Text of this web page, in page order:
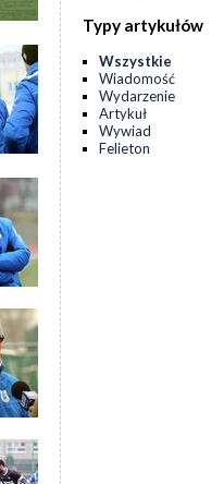
Typy artykułów
Wszystkie
Wiadomość
Wydarzenie
Artykuł
Wywiad
Felieton